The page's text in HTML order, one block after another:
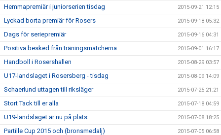
Hemmapremiär i juniorserien tisdag 2015-09-21 12:15
Lyckad borta premiär för Rosers 2015-09-18 05:32
Dags för seriepremiär 2015-09-16 04:31
Positiva besked från träningsmatcherna 2015-09-01 16:17
Handboll i Rosershallen 2015-08-29 03:57
U17-landslaget i Rosersberg - tisdag 2015-08-09 14:09
Schaerlund uttagen till riksläger 2015-07-25 21:21
Stort Tack till er alla 2015-07-18 04:59
U19-landslaget är nu på plats 2015-07-08 18:25
Partille Cup 2015 och (bronsmedalj) 2015-07-05 06:58